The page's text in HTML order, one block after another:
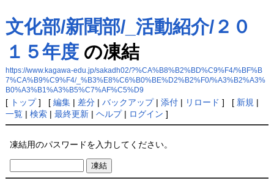
文化部/新聞部/_活動紹介/２０
１５年度の凍結
https://www.kagawa-edu.jp/sakadh02/?%CA%B8%B2%BD%C9%F4/%BF%B
7%CA%B9%C9%F4/_%B3%E8%C6%B0%BE%D2%B2%F0/%A3%B2%A3%
B0%A3%B1%A3%B5%C7%AF%C5%D9
[ トップ] [ 編集| 差分| バックアップ| 添付| リロード ] [ 新規 |
一覧| 検索| 最終更新| ヘルプ| ログイン ]
凍結用のパスワードを入力してください。